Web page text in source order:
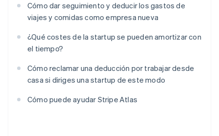
Cómo dar seguimiento y deducir los gastos de
viajes y comidas como empresa nueva
¿Qué costes de la startup se pueden amortizar con
el tiempo?
Cómo reclamar una deducción por trabajar desde
casa si diriges una startup de este modo
Cómo puede ayudar Stripe Atlas